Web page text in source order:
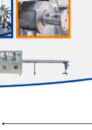
合作共赢共谋发